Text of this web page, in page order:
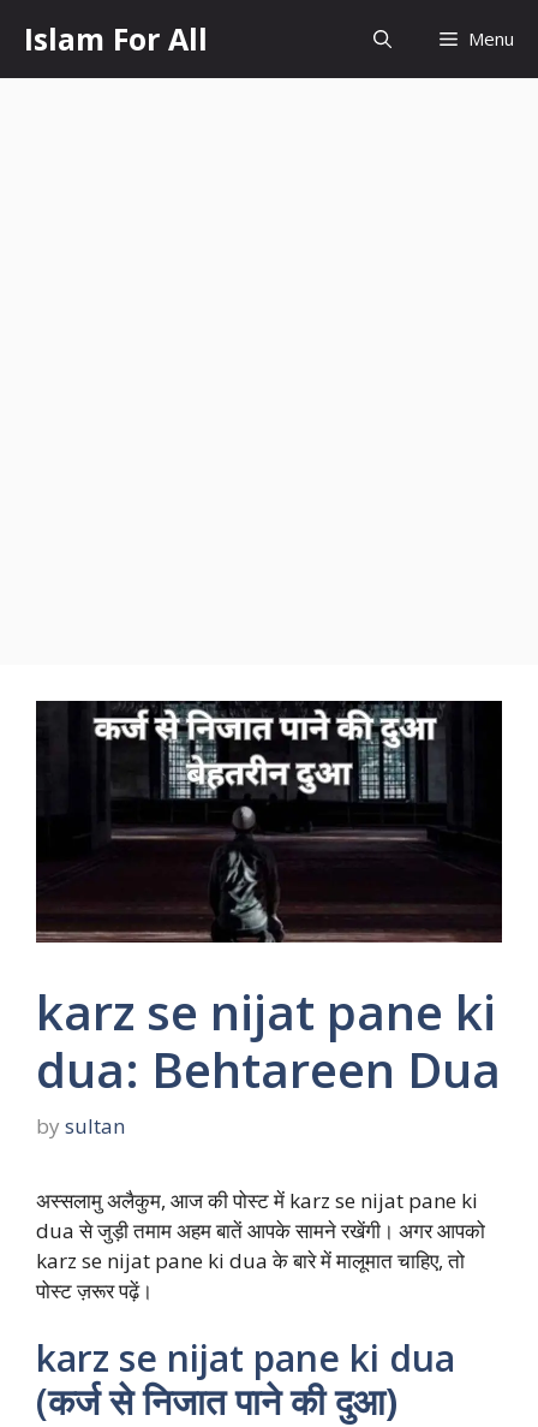
content
Islam For All Menu
karz se nijat pane ki
dua: Behtareen Dua
by sultan
अस्सलामु अलैकुम, आज की पोस्ट में karz se nijat pane ki
dua से जुड़ी तमाम अहम बातें आपके सामने रखेंगी। अगर आपको
karz se nijat pane ki dua के बारे में मालूमात चाहिए, तो
पोस्ट ज़रूर पढ़ें।
karz se nijat pane ki dua
(कर्ज से निजात पाने की दुआ)